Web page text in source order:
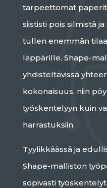
tarpeettomat
siististi pois silmistä
tullen enemmän
läppärille. Shape-
yhdisteltävissä
kokonaisuus, niin
työskentelyyn kuin
harrastuksiin.
Tyylikkäässä ja
Shape-malliston
sopivasti